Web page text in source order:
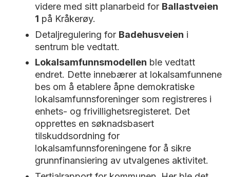
videre med sitt planarbeid for Ballastveien
1 på Kråkerøy.
Detaljregulering for Badehusveien i
sentrum ble vedtatt.
Lokalsamfunnsmodellen ble vedtatt
endret. Dette innebærer at lokalsamfunnene
bes om å etablere åpne demokratiske
lokalsamfunnsforeninger som registreres i
enhets- og frivillighetsregisteret. Det
opprettes en søknadsbasert
tilskuddsordning for
lokalsamfunnsforeningene for å sikre
grunnfinansiering av utvalgenes aktivitet.